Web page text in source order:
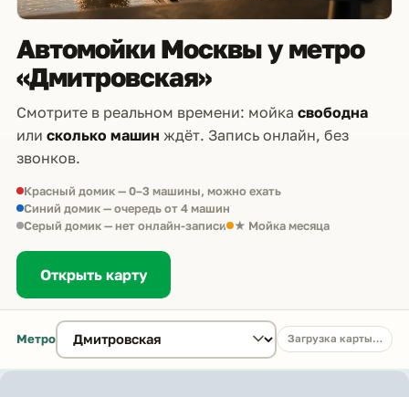
Автомойки Москвы у метро
«Дмитровская»
Смотрите в реальном времени: мойка свободна
или сколько машин ждёт. Запись онлайн, без
звонков.
Красный домик — 0–3 машины, можно ехать
Синий домик — очередь от 4 машин
Серый домик — нет онлайн-записи ★ Мойка месяца
Открыть карту
Метро Загрузка карты…